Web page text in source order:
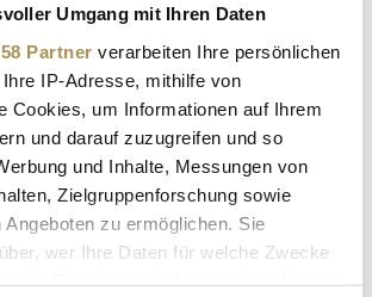
Umgang mit Ihren Daten
Partner verarbeiten Ihre persönlichen
IP-Adresse, mithilfe von
Cookies, um Informationen auf Ihrem
und darauf zuzugreifen und so
und Inhalte, Messungen von
Zielgruppenforschung sowie
zu ermöglichen. Sie
wer Ihre Daten für welche Zwecke